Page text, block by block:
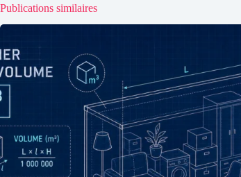
Publications similaires